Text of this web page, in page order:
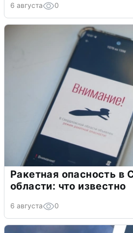
6 августа 0
Ракетная опасность в
области: что известно
6 августа 0